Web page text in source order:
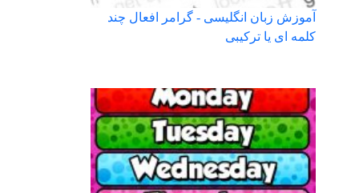
آموزش زبان انگلیسی - گرامر افعال چند
کلمه ای یا ترکیبی